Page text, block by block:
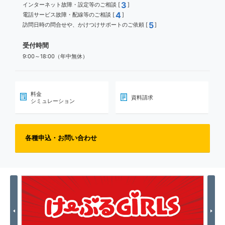
インターネット故障・設定等のご相談 [ 3 ]
電話サービス故障・配線等のご相談 [4]
訪問日時の問合せや、かけつけサポートのご依頼 [ 5]
受付時間
9:00～18:00（年中無休）
料金
シミュレーション
資料請求
各種申込・お問い合わせ
Previous Next